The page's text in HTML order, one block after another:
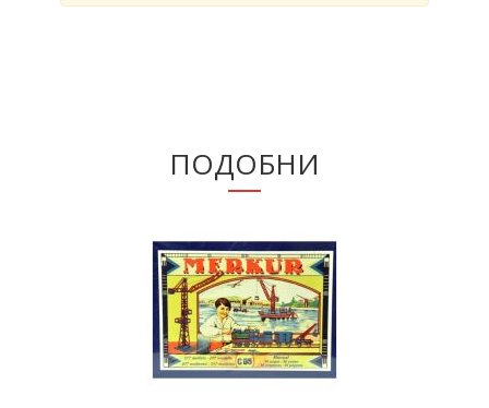
ПОДОБНИ